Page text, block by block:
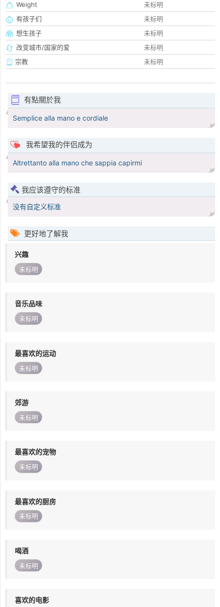
Weight
未标明
有孩子们
未标明
想生孩子
未标明
改变城市/国家的爱
未标明
宗教
未标明
有點關於我
Semplice alla mano e cordiale
我希望我的伴侣成为
Altrettanto alla mano che sappia capirmi
我应该遵守的标准
没有自定义标准
更好地了解我
兴趣
未标明
音乐品味
未标明
最喜欢的运动
未标明
郊游
未标明
最喜欢的宠物
未标明
最喜欢的厨房
未标明
喝酒
未标明
喜欢的电影